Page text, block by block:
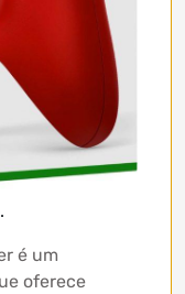
é um
oferece